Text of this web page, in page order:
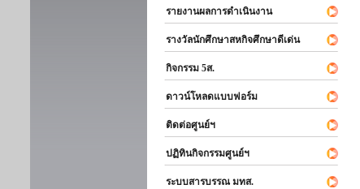
รายงานผลการดำเนินงาน
รางวัลนักศึกษาสหกิจศึกษาดีเด่น
กิจกรรม 5ส.
ดาวน์โหลดแบบฟอร์ม
ติดต่อศูนย์ฯ
ปฏิทินกิจกรรมศูนย์ฯ
ระบบสารบรรณ มทส.